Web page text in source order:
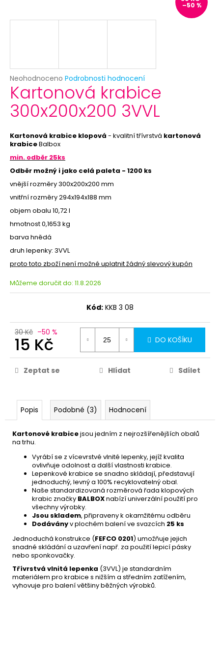
Průměrné
hodnocení
produktu
je
0,0
5
hvězdiček.
Neohodnoceno Podrobnosti hodnocení
Kartonová krabice
300x200x200 3VVL
Kartonová krabice klopová - kvalitní třívrstvá kartonová
krabiceBalbox
min. odběr 25ks
Odběr možný i jako celá paleta - 1200 ks
vnější rozměry 300x200x200 mm
vnitřní rozměry294x194x188 mm
objem obalu 10,72 l
hmotnost0,1653 kg
barva hnědá
druh lepenky: 3VVL
proto toto zboží není možné uplatnit žádný slevový kupón
Můžeme doručit do: 11.8.2026
Kód: KKB 3 08
30 Kč –50 %
15 Kč DO KOŠÍKU
Zeptat se Hlídat Sdílet
–50 %
Popis Podobné (3) Hodnocení
Kartonové krabicejsou jedním z nejrozšířenějších obalů
na trhu.
Vyrábí se z vícevrstvé vlnité lepenky, jejíž kvalita
ovlivňuje odolnost a další vlastnosti krabice.
Lepenkové krabice se snadno skládají, představují
jednoduchý, levný a 100% recyklovatelný obal.
Naše standardizovaná rozměrová řada klopových
krabic značky BALBOXnabízí univerzální použití pro
všechny výrobky.
Jsou skladem, připraveny k okamžitému odběru
Dodáványv plochém balení ve svazcích 25 ks
Jednoduchá konstrukce (FEFCO 0201) umožňuje jejich
snadné skládání a uzavření např. za použití lepicí pásky
nebo sponkovačky.
Třívrstvá vlnitá lepenka (3VVL) je standardním
materiálem pro krabice s nižším a středním zatížením,
vyhovuje pro balení většiny běžných výrobků.
j
BÍLÝ
VĚJÍŘ
-
PAPÍROVÝ
Kč
Původně:
69
Kč